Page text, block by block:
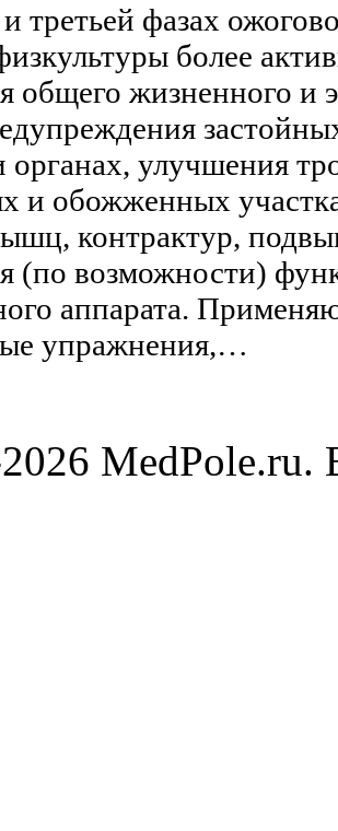
третьей фазах
более
общего жизненного и
органах, улучшения
и обожженных
контрактур,
(по возможности)
аппарата.
упражнения,…
MedPole.ru.